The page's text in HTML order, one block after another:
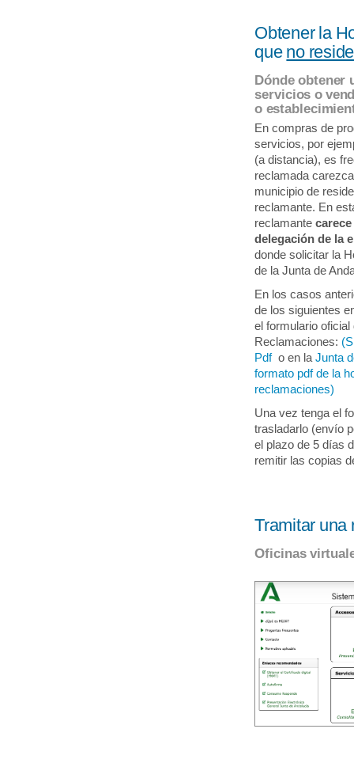
Obtener la
que no
Dónde obtener
servicios o
o
En compras de
servicios, por
(a distancia), es
reclamada
municipio de
reclamante. En
reclamante
delegación de la
donde solicitar la
de la Junta de
En los casos
de los siguientes
el formulario
Reclamaciones:
Pdfo en laJunta
formato pdf de la
reclamaciones)
Una vez tenga el
trasladarlo (envío
el plazo de 5 días
remitir las copias
Tramitar una
Oficinas